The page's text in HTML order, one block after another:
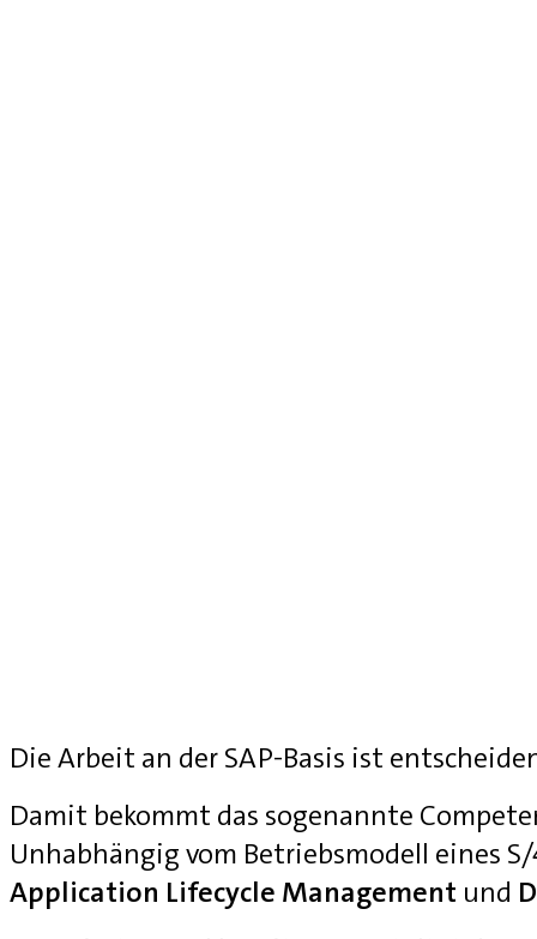
Die Arbeit an der SAP-Basis ist
Damit bekommt das sogenannte
Unhabhängig vom Betriebsmodell eines
Application Lifecycle Management und